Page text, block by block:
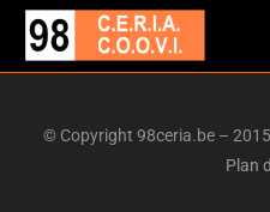
© Copyright 98ceria.be –
Plan